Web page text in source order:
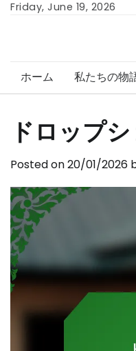
SkipFriday, June 19, 2026
ホーム 私たちの物
ドロップ
Posted on20/01/2026